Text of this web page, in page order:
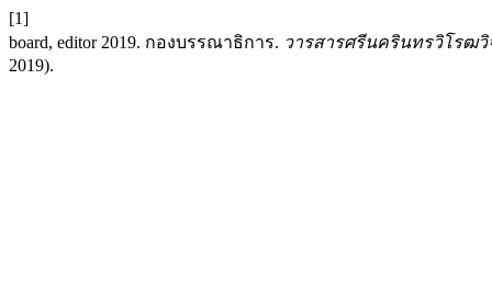
[1]
board, editor 2019. กองบรรณาธิการ. วารสารศรีนครินทรวิโรฒ
2019).